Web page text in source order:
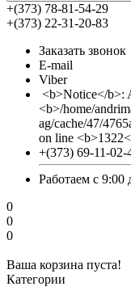
+(373) 78-81-54-29
+(373) 22-31-20-83
Заказать звонок
E-mail
Viber
<b>Notice</b>:
<b>/home/
ag/cache/47/
on line
+(373) 69-11-02-
Работаем с
0
0
0
Ваша корзина пуста!
Категории